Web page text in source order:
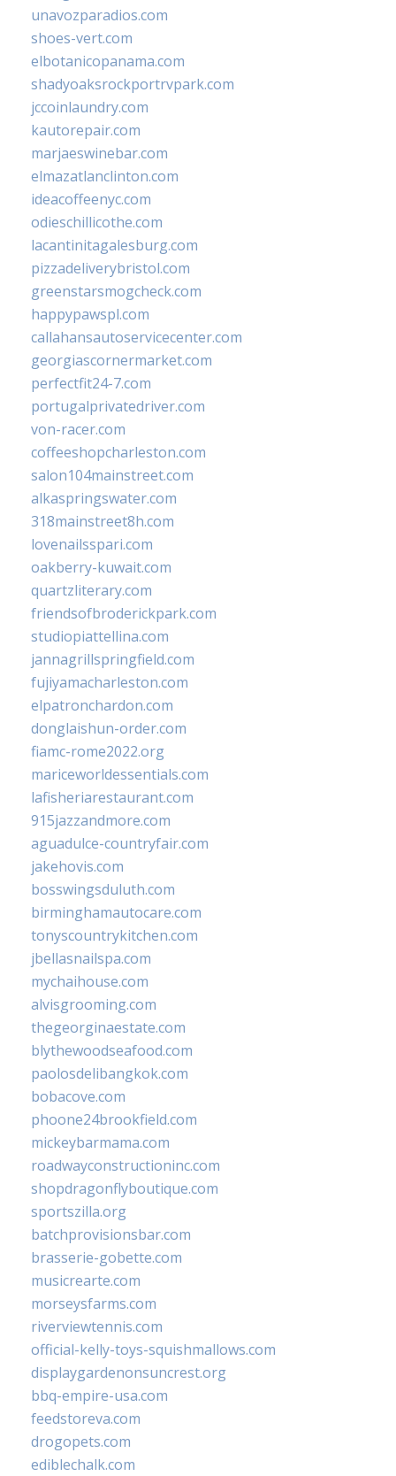
unavozparadios.com
shoes-vert.com
elbotanicopanama.com
shadyoaksrockportrvpark.com
jccoinlaundry.com
kautorepair.com
marjaeswinebar.com
elmazatlanclinton.com
ideacoffeenyc.com
odieschillicothe.com
lacantinitagalesburg.com
pizzadeliverybristol.com
greenstarsmogcheck.com
happypawspl.com
callahansautoservicecenter.com
georgiascornermarket.com
perfectfit24-7.com
portugalprivatedriver.com
von-racer.com
coffeeshopcharleston.com
salon104mainstreet.com
alkaspringswater.com
318mainstreet8h.com
lovenailsspari.com
oakberry-kuwait.com
quartzliterary.com
friendsofbroderickpark.com
studiopiattellina.com
jannagrillspringfield.com
fujiyamacharleston.com
elpatronchardon.com
donglaishun-order.com
fiamc-rome2022.org
mariceworldessentials.com
lafisheriarestaurant.com
915jazzandmore.com
aguadulce-countryfair.com
jakehovis.com
bosswingsduluth.com
birminghamautocare.com
tonyscountrykitchen.com
jbellasnailspa.com
mychaihouse.com
alvisgrooming.com
thegeorginaestate.com
blythewoodseafood.com
paolosdelibangkok.com
bobacove.com
phoone24brookfield.com
mickeybarmama.com
roadwayconstructioninc.com
shopdragonflyboutique.com
sportszilla.org
batchprovisionsbar.com
brasserie-gobette.com
musicrearte.com
morseysfarms.com
riverviewtennis.com
official-kelly-toys-squishmallows.com
displaygardenonsuncrest.org
bbq-empire-usa.com
feedstoreva.com
drogopets.com
ediblechalk.com